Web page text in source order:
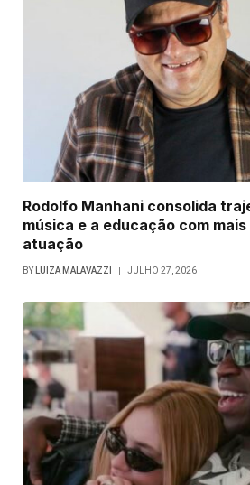
Rodolfo Manhani consolida
música e a educação com
atuação
BY LUIZA MALAVAZZI JULHO 27, 2026